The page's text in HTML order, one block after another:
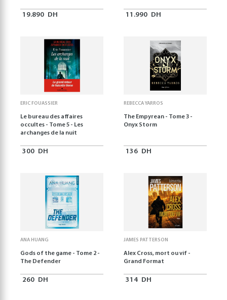
19.890 DH 11.990 DH
ERIC FOUASSIER
Le bureau des affaires
occultes - Tome 5 - Les
archanges de la nuit
300 DH
REBECCA YARROS
The Empyrean - Tome 3 -
Onyx Storm
136 DH
ANA HUANG
Gods of the game - Tome 2 -
The Defender
260 DH
JAMES PATTERSON
Alex Cross, mort ou vif -
Grand Format
314 DH